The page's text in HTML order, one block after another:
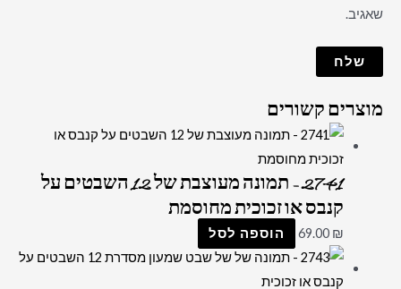
שאגיב.
מוצרים קשורים
2741 – תמונה מעוצבת של 12 השבטים על
קנבס או זכוכית מחוסמת
69.00 ₪ הוספה לסל